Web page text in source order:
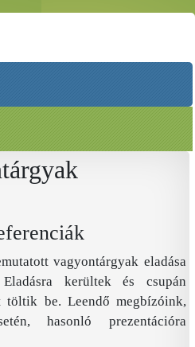
vagyontárgyak eladása
kerültek és csupán
töltik be. Leendő megbízóink,
hasonló prezentációra